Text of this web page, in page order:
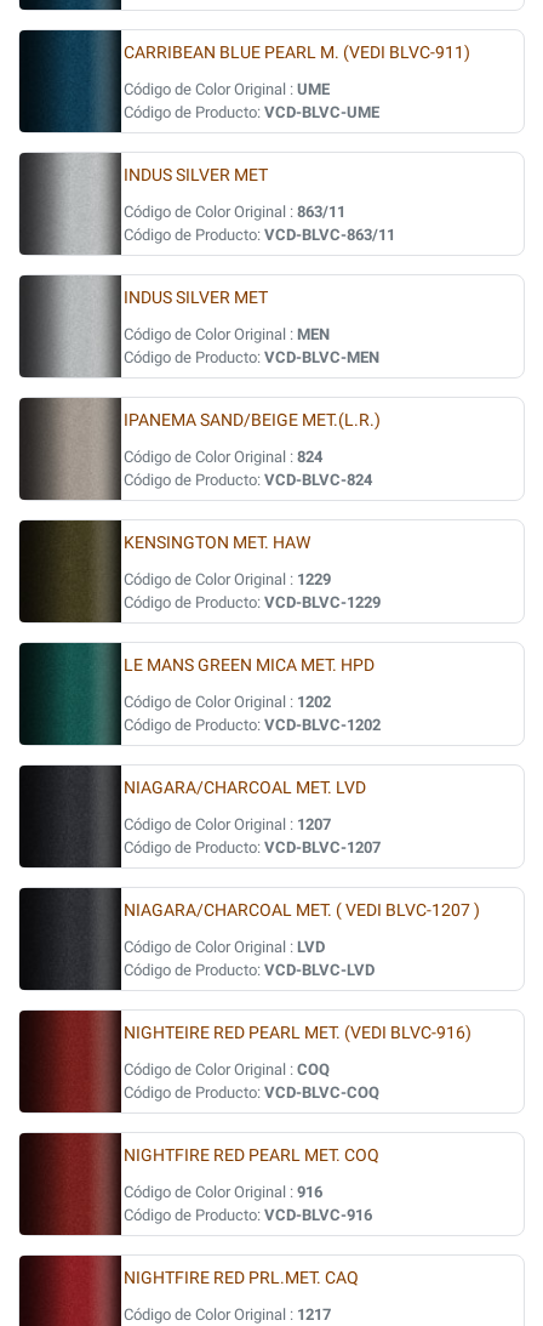
CARRIBEAN BLUE PEARL M. (VEDI BLVC-911)
Código de Color Original : UME
Código de Producto: VCD-BLVC-UME
INDUS SILVER MET
Código de Color Original : 863/11
Código de Producto: VCD-BLVC-863/11
INDUS SILVER MET
Código de Color Original : MEN
Código de Producto: VCD-BLVC-MEN
IPANEMA SAND/BEIGE MET.(L.R.)
Código de Color Original : 824
Código de Producto: VCD-BLVC-824
KENSINGTON MET. HAW
Código de Color Original : 1229
Código de Producto: VCD-BLVC-1229
LE MANS GREEN MICA MET. HPD
Código de Color Original : 1202
Código de Producto: VCD-BLVC-1202
NIAGARA/CHARCOAL MET. LVD
Código de Color Original : 1207
Código de Producto: VCD-BLVC-1207
NIAGARA/CHARCOAL MET. ( VEDI BLVC-1207 )
Código de Color Original : LVD
Código de Producto: VCD-BLVC-LVD
NIGHTEIRE RED PEARL MET. (VEDI BLVC-916)
Código de Color Original : COQ
Código de Producto: VCD-BLVC-COQ
NIGHTFIRE RED PEARL MET. COQ
Código de Color Original : 916
Código de Producto: VCD-BLVC-916
NIGHTFIRE RED PRL.MET. CAQ
Código de Color Original : 1217